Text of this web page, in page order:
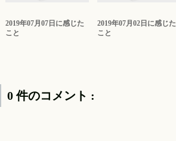
2019年07月07日に感じた
こと
2019年07月02日に感じた
こと
0 件のコメント :